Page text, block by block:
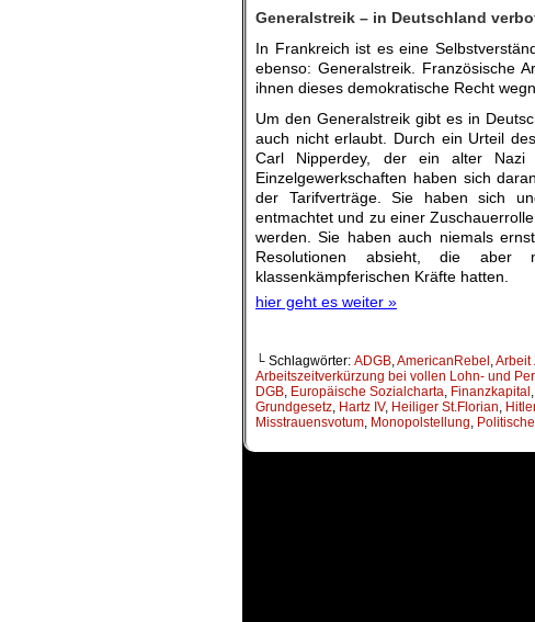
Generalstreik – in Deutschland
In Frankreich ist es eine
ebenso: Generalstreik. Französische
ihnen dieses demokratische Recht
Um den Generalstreik gibt es in
auch nicht erlaubt. Durch ein Urteil
Carl Nipperdey, der ein alter
Einzelgewerkschaften haben sich
der Tarifverträge. Sie haben sich
entmachtet und zu einer
werden. Sie haben auch niemals
Resolutionen absieht, die aber
klassenkämpferischen Kräfte hatten.
hier geht es weiter »
└ Schlagwörter: ADGB AmericanRebel Arbeit
Arbeitszeitverkürzung bei vollen Lohn- und
DGB Europäische Sozialcharta Finanzkapital
Grundgesetz Hartz IV, Heiliger St.Florian Hitler
Misstrauensvotum Monopolstellung